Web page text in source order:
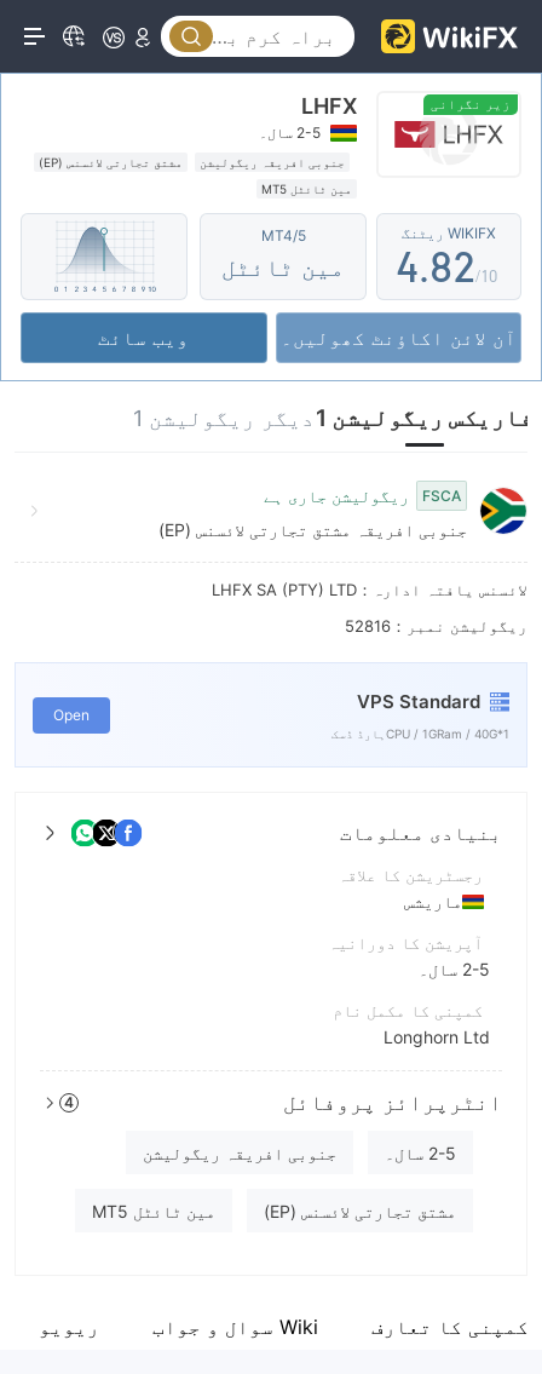
زیر نگرانی LHFX
2-5 سال۔
جنوبی افریقہ ریگولیشن
مشتق تجارتی لائسنس (EP)
مین ٹائٹل MT5
WIKIFX ریٹنگ
0
1
3
4
5
6
7
8
9
.
3
4
5
7
8
9
1
2
3
4
5
7
8
9
/10
MT4/5
مین ٹائٹل
آن لائن اکاؤنٹ کھولیں۔ ویب سائٹ
فاریکس ریگولیشن 1 دیگر ریگولیشن 1
FSCA
ریگولیشن جاری ہے
جنوبی افریقہ مشتق تجارتی لائسنس (EP)
لائسنس یافتہ ادارہ：LHFX SA (PTY) LTD
ریگولیشن نمبر：52816
VPS Standard
1*CPU / 1GRam / 40Gہارڈ ڈسک
Open
بنیادی معلومات
رجسٹریشن کا علاقہ
ماریشس
آپریشن کا دورانیہ
2-5 سال۔
کمپنی کا مکمل نام
Longhorn Ltd
مختصر نام
LHFX
انٹرپرائز ملازم
انٹرپرائز پروفائل 4
2-5 سال۔ جنوبی افریقہ ریگولیشن
مشتق تجارتی لائسنس (EP) مین ٹائٹل MT5
کمپنی کا تعارف Wiki سوال و جواب ریویو